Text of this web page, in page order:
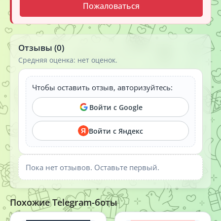
Пожаловаться
Отзывы (0)
Средняя оценка: нет оценок.
Чтобы оставить отзыв, авторизуйтесь:
Войти с Google
Я Войти с Яндекс
Пока нет отзывов. Оставьте первый.
Похожие Telegram-боты